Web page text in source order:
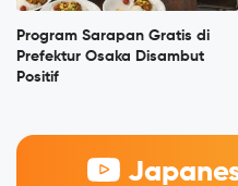
Program Sarapan Gratis di
Prefektur Osaka Disambut
Positif